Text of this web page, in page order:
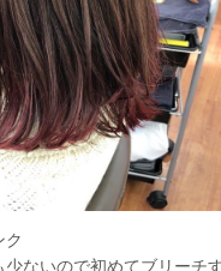
ク
少ないので初めてブリーチ